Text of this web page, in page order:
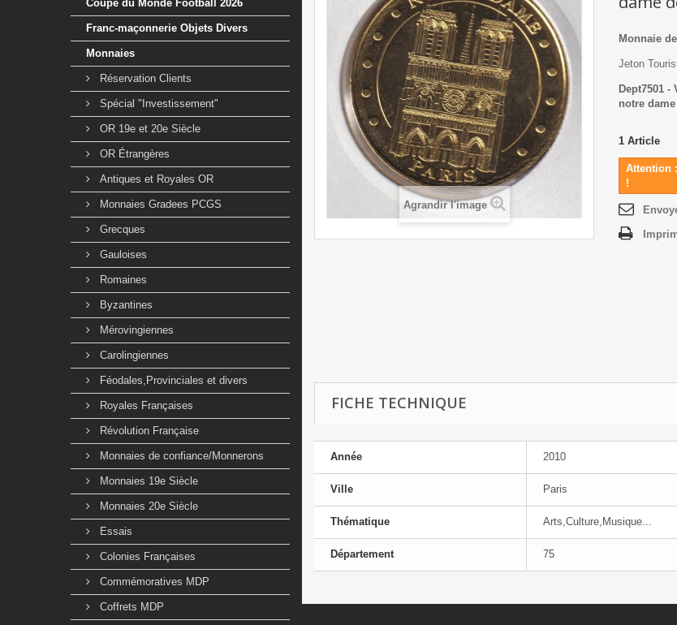
Coupe du Monde Football 2026
Franc-maçonnerie Objets Divers
Monnaies
Réservation Clients
Spécial "Investissement"
OR 19e et 20e Siècle
OR Étrangères
Antiques et Royales OR
Monnaies Gradees PCGS
Grecques
Gauloises
Romaines
Byzantines
Mérovingiennes
Carolingiennes
Féodales,Provinciales et divers
Royales Françaises
Révolution Française
Monnaies de confiance/Monnerons
Monnaies 19e Siècle
Monnaies 20e Siècle
Essais
Colonies Françaises
Commémoratives MDP
Coffrets MDP
Agrandir l'image
Monnaie
Jeton
Dept7501 -
notre
1 Article
Attention
!
FICHE TECHNIQUE
Année 2010
Ville Paris
Thématique Arts,Culture,Musique...
Département 75